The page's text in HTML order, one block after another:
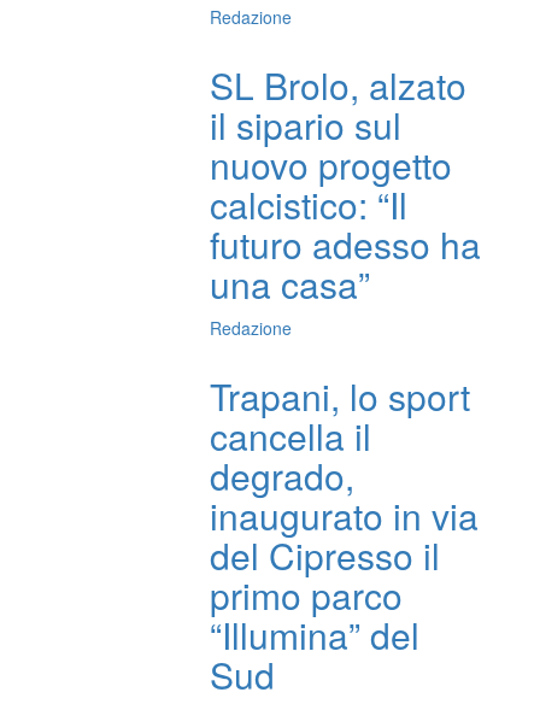
Redazione
SL Brolo, alzato
il sipario sul
nuovo progetto
calcistico: “Il
futuro adesso ha
una casa”
Redazione
Trapani, lo sport
cancella il
degrado,
inaugurato in via
del Cipresso il
primo parco
“Illumina” del
Sud